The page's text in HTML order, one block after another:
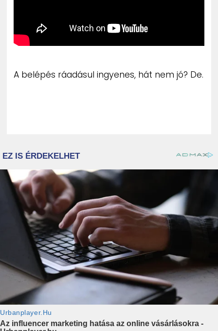
A belépés ráadásul ingyenes, hát nem jó? De.